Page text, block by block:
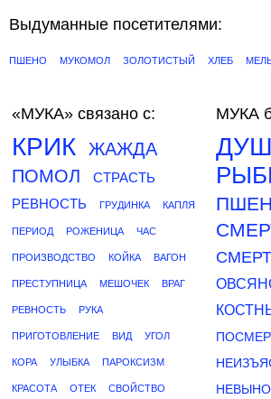
Выдуманные посетителями:
ПШЕНО МУКОМОЛ ЗОЛОТИСТЫЙ ХЛЕБ
«МУКА» связано с:
КРИК
ЖАЖДА
ПОМОЛ
СТРАСТЬ
РЕВНОСТЬ
ГРУДИНКА КАПЛЯ
ПЕРИОД РОЖЕНИЦА ЧАС
ПРОИЗВОДСТВО КОЙКА ВАГОН
ПРЕСТУПНИЦА МЕШОЧЕК ВРАГ
РЕВНОСТЬ РУКА
ПРИГОТОВЛЕНИЕ ВИД УГОЛ
КОРА УЛЫБКА ПАРОКСИЗМ
КРАСОТА ОТЕК СВОЙСТВО
МУКА